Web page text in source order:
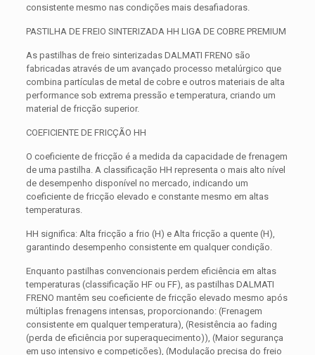
consistente mesmo nas condições mais desafiadoras.
PASTILHA DE FREIO SINTERIZADA HH LIGA DE COBRE PREMIUM
As pastilhas de freio sinterizadas DALMATI FRENO são
fabricadas através de um avançado processo metalúrgico que
combina partículas de metal de cobre e outros materiais de alta
performance sob extrema pressão e temperatura, criando um
material de fricção superior.
COEFICIENTE DE FRICÇÃO HH
O coeficiente de fricção é a medida da capacidade de frenagem
de uma pastilha. A classificação HH representa o mais alto nível
de desempenho disponível no mercado, indicando um
coeficiente de fricção elevado e constante mesmo em altas
temperaturas.
HH significa: Alta fricção a frio (H) e Alta fricção a quente (H),
garantindo desempenho consistente em qualquer condição.
Enquanto pastilhas convencionais perdem eficiência em altas
temperaturas (classificação HF ou FF), as pastilhas DALMATI
FRENO mantêm seu coeficiente de fricção elevado mesmo após
múltiplas frenagens intensas, proporcionando: (Frenagem
consistente em qualquer temperatura), (Resistência ao fading
(perda de eficiência por superaquecimento)), (Maior segurança
em uso intensivo e competições), (Modulação precisa do freio